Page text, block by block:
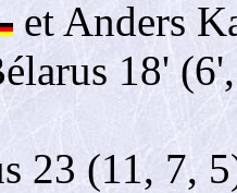
et Anders
18'
23 (11, 7,